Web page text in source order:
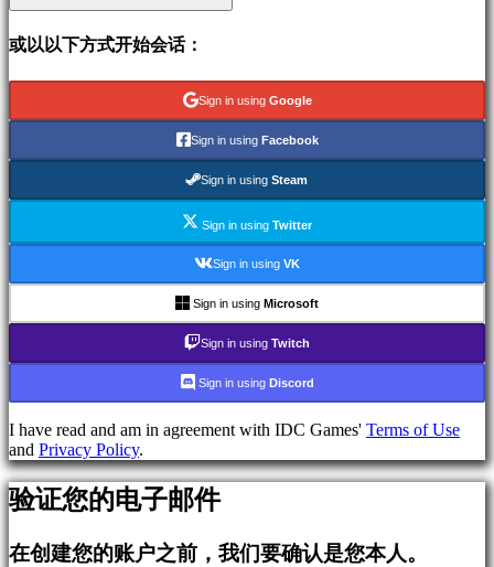
Racing
Casual
演
区
比
赛
项
目
新
或以以下方式开始会话：
Sign in using Google
Sign in using Facebook
Sign in using Steam
Sign in using Twitter
Sign in using VK
Sign in using Microsoft
Sign in using Twitch
Sign in using Discord
I have read and am in agreement with IDC Games' Terms of Use
and Privacy Policy.
验证您的电子邮件
在创建您的账户之前，我们要确认是您本人。